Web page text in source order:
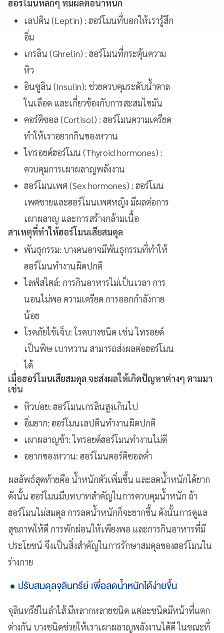
ฮอร์โมนหลักๆ ที่มีผลต่อน้ำหนัก
เลปติน (Leptin) : ฮอร์โมนที่บอกให้เรารู้สึก
อิ่ม
เกรลิน (Ghrelin) : ฮอร์โมนที่กระตุ้นความ
หิว
อินซูลิน (Insulin): ช่วยควบคุมระดับน้ำตาล
ในเลือด และเกี่ยวข้องกับการสะสมไขมัน
คอร์ติซอล (Cortisol) : ฮอร์โมนความเครียด
ทำให้เราอยากกินของหวาน
ไทรอยด์ฮอร์โมน (Thyroid hormones) :
ควบคุมการเผาผลาญพลังงาน
ฮอร์โมนเพศ (Sex hormones) : ฮอร์โมน
เพศชายและฮอร์โมนเพศหญิง มีผลต่อการ
เผาผลาญ และการสร้างกล้ามเนื้อ
สาเหตุที่ทำให้ฮอร์โมนเสียสมดุล
พันธุกรรม: บางคนอาจมีพันธุกรรมที่ทำให้
ฮอร์โมนทำงานผิดปกติ
ไลฟ์สไตล์: การกินอาหารไม่เป็นเวลา การ
นอนไม่พอ ความเครียด การออกกำลังกาย
น้อย
โรคภัยไข้เจ็บ: โรคบางชนิด เช่น ไทรอยด์
เป็นพิษ เบาหวาน สามารถส่งผลต่อฮอร์โมน
ได้
เมื่อฮอร์โมนเสียสมดุล จะส่งผลให้เกิดปัญหาต่างๆ ตามมา
เช่น
หิวบ่อย: ฮอร์โมนเกรลินสูงเกินไป
อิ่มยาก: ฮอร์โมนเลปตินทำงานผิดปกติ
เผาผลาญช้า: ไทรอยด์ฮอร์โมนทำงานไม่ดี
อยากของหวาน: ฮอร์โมนคอร์ติซอลต่ำ
ผลลัพธ์สุดท้ายคือ น้ำหนักตัวเพิ่มขึ้น และลดน้ำหนักได้ยาก
ดังนั้น ฮอร์โมนมีบทบาทสำคัญในการควบคุมน้ำหนัก ถ้า
ฮอร์โมนไม่สมดุล การลดน้ำหนักก็จะยากขึ้น ดังนั้นการดูแล
สุขภาพให้ดี การพักผ่อนให้เพียงพอ และการกินอาหารที่มี
ประโยชน์ จึงเป็นสิ่งสำคัญในการรักษาสมดุลของฮอร์โมนใน
ร่างกาย
ปรับสมดุลจุลินทรีย์ เพื่อลดน้ำหนักได้ง่ายขึ้น
จุลินทรีย์ในลำไส้ มีหลากหลายชนิด แต่ละชนิดมีหน้าที่แตก
ต่างกัน บางชนิดช่วยให้เราเผาผลาญพลังงานได้ดี ในขณะที่